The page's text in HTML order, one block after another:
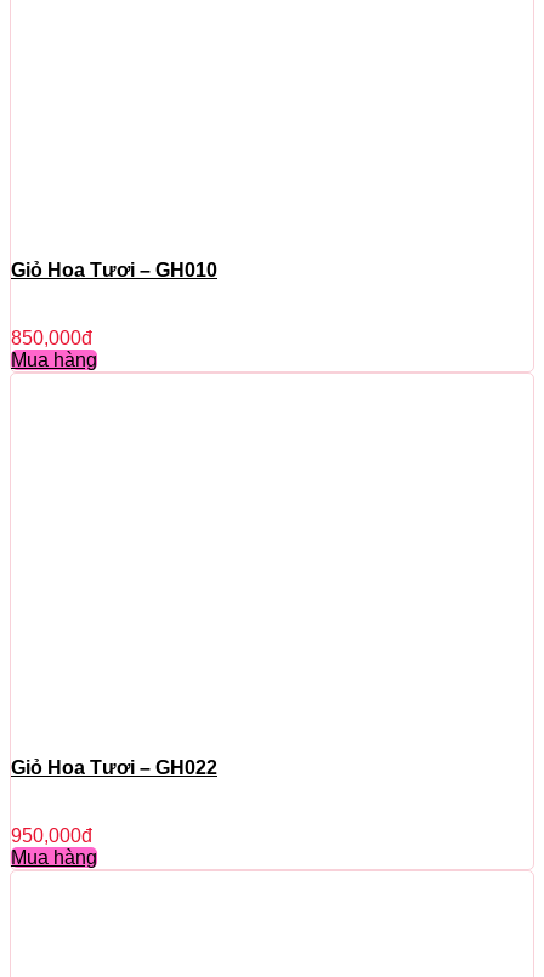
Giỏ Hoa Tươi – GH010
850,000đ
Mua hàng
Giỏ Hoa Tươi – GH022
950,000đ
Mua hàng